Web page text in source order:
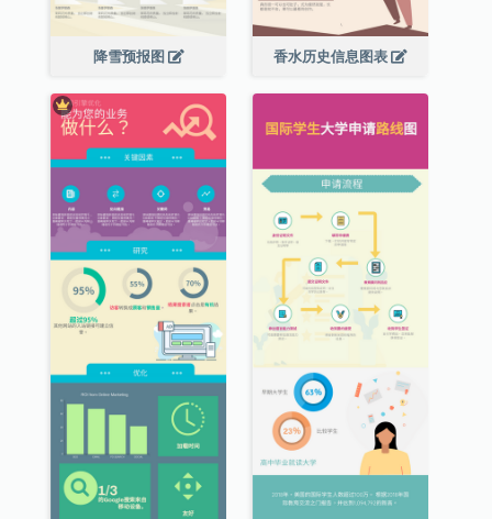
降雪预报图 香水历史信息图表